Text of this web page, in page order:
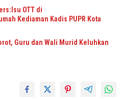
OTT di
Kediaman Kadis PUPR Kota
Guru dan Wali Murid Keluhkan